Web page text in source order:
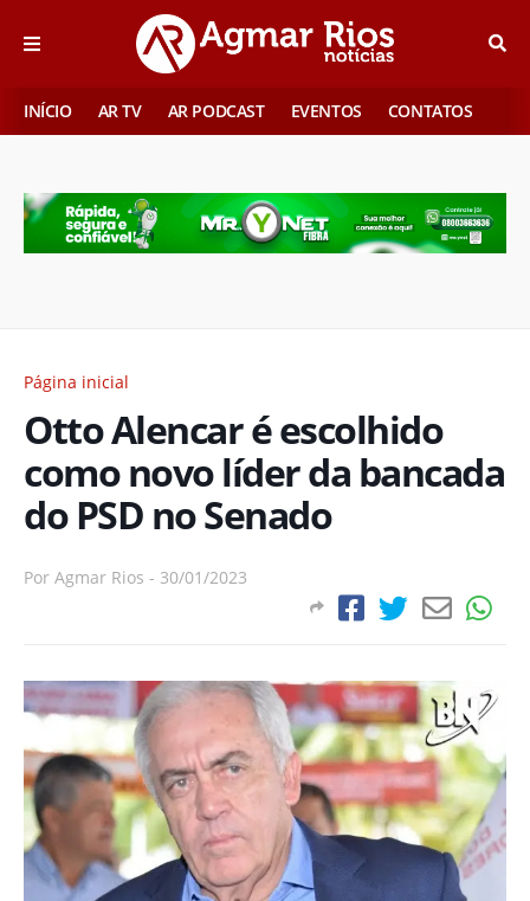
INÍCIO AR TV AR PODCAST EVENTOS CONTATOS
Página inicial
Otto Alencar é escolhido
como novo líder da bancada
do PSD no Senado
Por Agmar Rios - 30/01/2023